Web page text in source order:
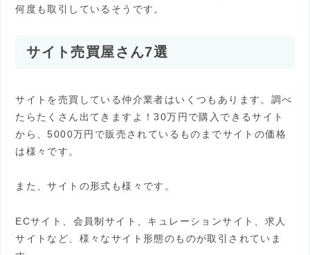
何度も取引しているそうです。
サイト売買屋さん7選
サイトを売買している仲介業者はいくつもあります。調べ
たらたくさん出てきますよ！30万円で購入できるサイト
から、5000万円で販売されているものまでサイトの価格
は様々です。
また、サイトの形式も様々です。
ECサイト、会員制サイト、キュレーションサイト、求人
サイトなど、様々なサイト形態のものが取引されていま